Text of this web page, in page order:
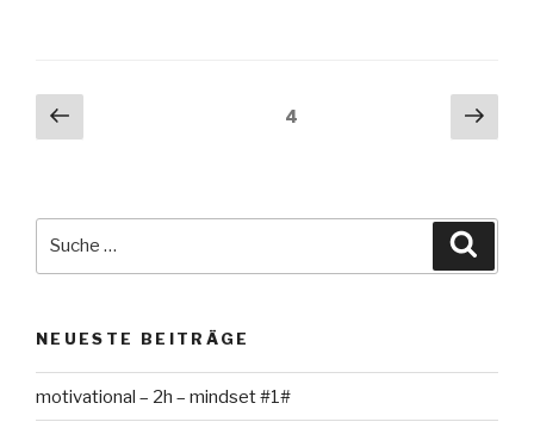
Beitragsnavigation
Vorherige
Seite
4
NEUESTE BEITRÄGE
motivational – 2h – mindset #1#